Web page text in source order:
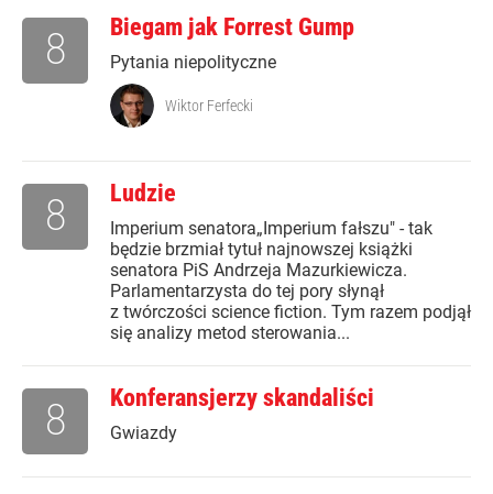
Biegam jak Forrest Gump
Pytania niepolityczne
8
Wiktor Ferfecki
Ludzie
Imperium senatora„Imperium fałszu" - tak
będzie brzmiał tytuł najnowszej książki
senatora PiS Andrzeja Mazurkiewicza.
Parlamentarzysta do tej pory słynął
z twórczości science fiction. Tym razem podjął
się analizy metod sterowania...
8
Konferansjerzy skandaliści
Gwiazdy
8